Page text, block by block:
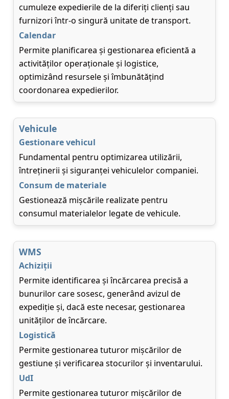
cumuleze expedierile de la diferiți clienți sau
furnizori într-o singură unitate de transport.
Calendar
Permite planificarea și gestionarea eficientă a
activităților operaționale și logistice,
optimizând resursele și îmbunătățind
coordonarea expedierilor.
Vehicule
Gestionare vehicul
Fundamental pentru optimizarea utilizării,
întreținerii și siguranței vehiculelor companiei.
Consum de materiale
Gestionează mișcările realizate pentru
consumul materialelor legate de vehicule.
WMS
Achiziții
Permite identificarea și încărcarea precisă a
bunurilor care sosesc, generând avizul de
expediție și, dacă este necesar, gestionarea
unităților de încărcare.
Logistică
Permite gestionarea tuturor mișcărilor de
gestiune și verificarea stocurilor și inventarului.
UdI
Permite gestionarea tuturor mișcărilor de